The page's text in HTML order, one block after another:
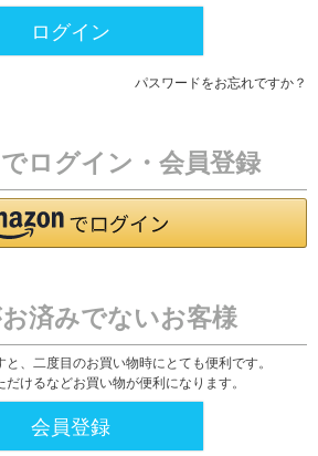
ログイン
パスワードをお忘れですか？
ログイン・会員登録
済みでないお客様
、二度目のお買い物時にとても便利です。
けるなどお買い物が便利になります。
会員登録